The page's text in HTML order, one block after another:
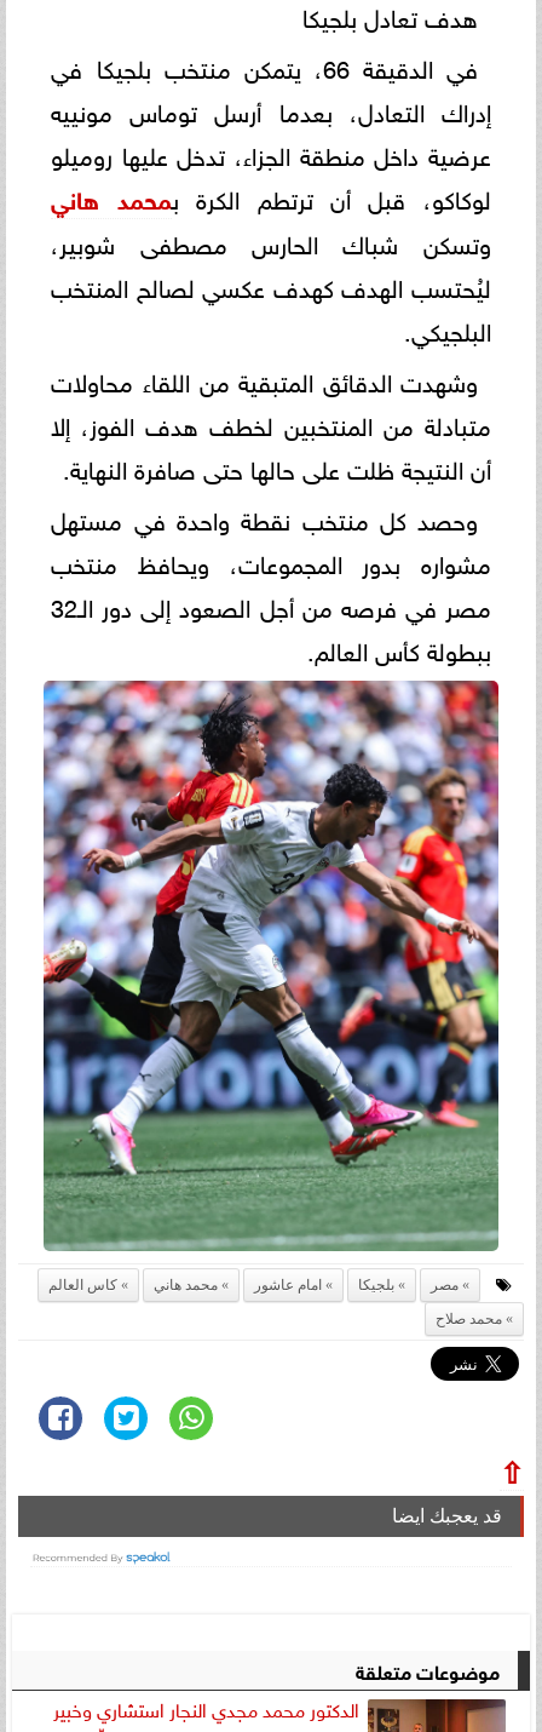
هدف تعادل بلجيكا
في الدقيقة 66، يتمكن منتخب بلجيكا في
إدراك التعادل، بعدما أرسل توماس مونييه
عرضية داخل منطقة الجزاء، تدخل عليها روميلو
لوكاكو، قبل أن ترتطم الكرة بمحمد هاني
وتسكن شباك الحارس مصطفى شوبير،
ليُحتسب الهدف كهدف عكسي لصالح المنتخب
البلجيكي.
وشهدت الدقائق المتبقية من اللقاء محاولات
متبادلة من المنتخبين لخطف هدف الفوز، إلا
أن النتيجة ظلت على حالها حتى صافرة النهاية.
وحصد كل منتخب نقطة واحدة في مستهل
مشواره بدور المجموعات، ويحافظ منتخب
مصر في فرصه من أجل الصعود إلى دور الـ32
ببطولة كأس العالم.
مصر بلجيكا امام عاشور محمد هاني
كاس العالم
محمد صلاح
⇧
قد يعجبك ايضا
موضوعات متعلقة
الدكتور محمد مجدي النجار استشاري وخبير